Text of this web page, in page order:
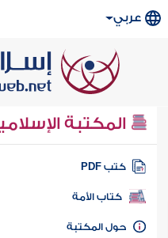
عربي
المكتبة
كتب PDF
كتاب الأمة